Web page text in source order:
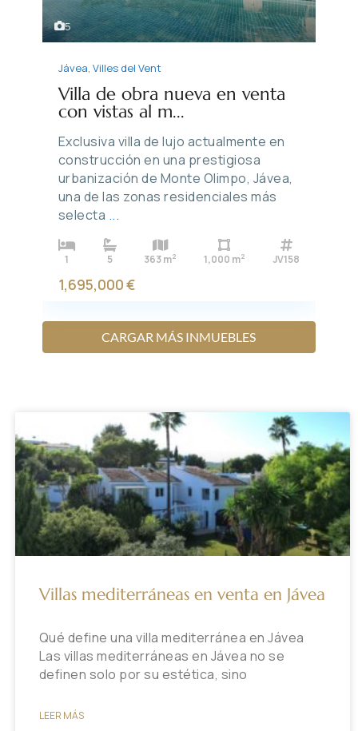
5
Jávea, Villes del Vent
Villa de obra nueva en venta
con vistas al m...
Exclusiva villa de lujo actualmente en
construcción en una prestigiosa
urbanización de Monte Olimpo, Jávea,
una de las zonas residenciales más
selecta ...
1 5 363 m2 1,000 m2 JV158
1,695,000 €
CARGAR MÁS INMUEBLES
Villas mediterráneas en venta en Jávea
Qué define una villa mediterránea en Jávea
Las villas mediterráneas en Jávea no se
definen solo por su estética, sino
LEER MÁS